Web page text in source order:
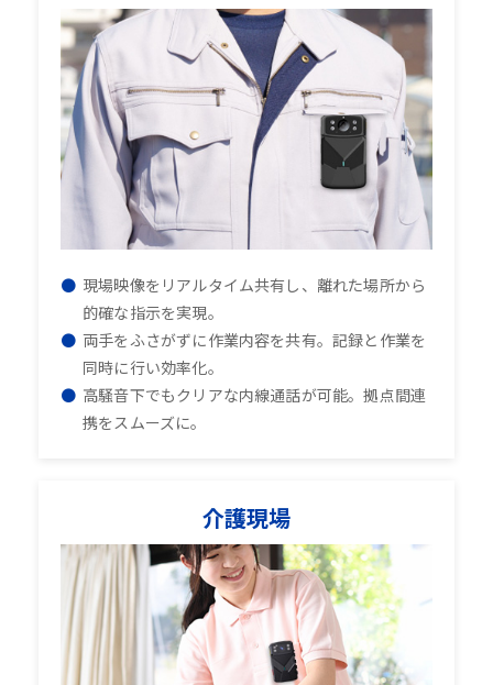
現場映像をリアルタイム共有し、離れた場所から
的確な指示を実現。
両手をふさがずに作業内容を共有。記録と作業を
同時に行い効率化。
高騒音下でもクリアな内線通話が可能。拠点間連
携をスムーズに。
介護現場